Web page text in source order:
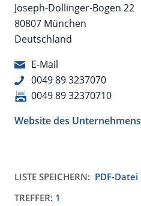
Joseph-Dollinger-Bogen 22
80807 München
Deutschland
E-Mail
0049 89 3237070
0049 89 32370710
Website des Unternehmens
LISTE SPEICHERN: PDF-Datei
TREFFER: 1